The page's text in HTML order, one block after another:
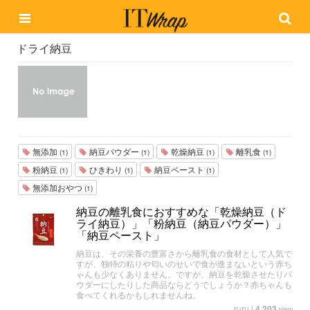
ドライ納豆
無添加 (1) 納豆パウダー (1) 乾燥納豆 (1) 離乳食 (1)
粉納豆 (1) ひきわり (1) 納豆ペースト (1)
無添加おやつ (1)
納豆の離乳食におすすめな「乾燥納豆（ド
ライ納豆）」「粉納豆（納豆パウダー）」
「納豆ペースト」
納豆は、その栄養の豊富さから離乳食の食材として人気で
すが、独特の粘りや匂いのせいで食が進まないという赤ち
ゃんも少なくありません。ですが、納豆を乾燥させたりパ
ウダーにしたりした商品ならどうでしょうか？赤ちゃんも
食べてくれるかもしれませんね。